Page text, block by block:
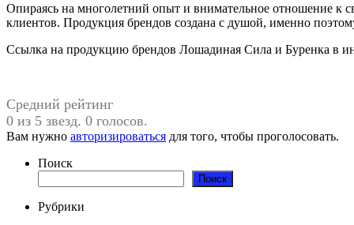
Опираясь на многолетний опыт и внимательное отношение к
клиентов. Продукция брендов создана с душой, именно
Ссылка на продукцию брендов Лошадиная Сила и Буренка в
Средний рейтинг
0 из 5 звезд. 0 голосов.
Вам нужно авторизироваться для того, чтобы проголосовать.
Поиск
Поиск
Рубрики